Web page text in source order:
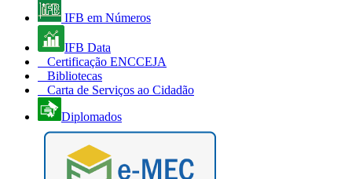
IFB em Números
IFB Data
Certificação ENCCEJA
Bibliotecas
Carta de Serviços ao Cidadão
Diplomados